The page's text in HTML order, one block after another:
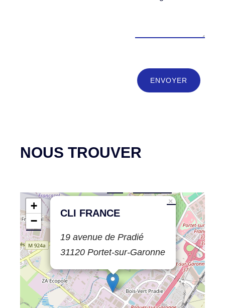
ENVOYER
NOUS TROUVER
CLI FRANCE
19 avenue de Pradié
31120 Portet-sur-Garonne
×
+
−